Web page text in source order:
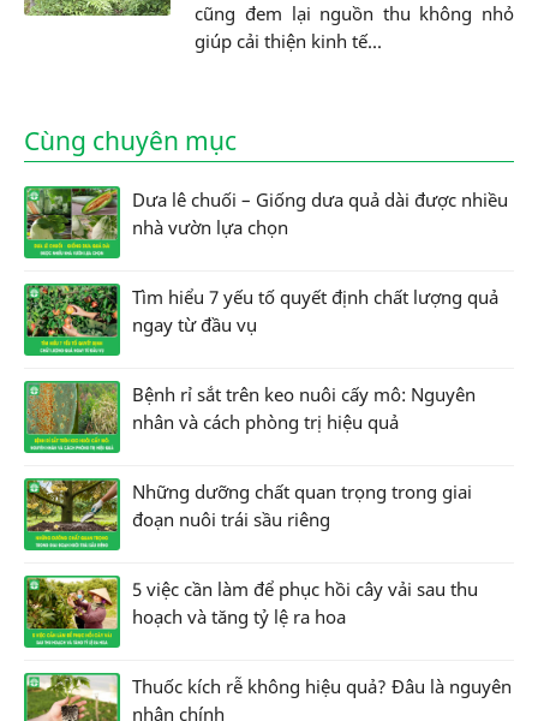
cũng đem lại nguồn thu không nhỏ
giúp cải thiện kinh tế...
Cùng chuyên mục
Dưa lê chuối – Giống dưa quả dài được nhiều
nhà vườn lựa chọn
Tìm hiểu 7 yếu tố quyết định chất lượng quả
ngay từ đầu vụ
Bệnh rỉ sắt trên keo nuôi cấy mô: Nguyên
nhân và cách phòng trị hiệu quả
Những dưỡng chất quan trọng trong giai
đoạn nuôi trái sầu riêng
5 việc cần làm để phục hồi cây vải sau thu
hoạch và tăng tỷ lệ ra hoa
Thuốc kích rễ không hiệu quả? Đâu là nguyên
nhân chính